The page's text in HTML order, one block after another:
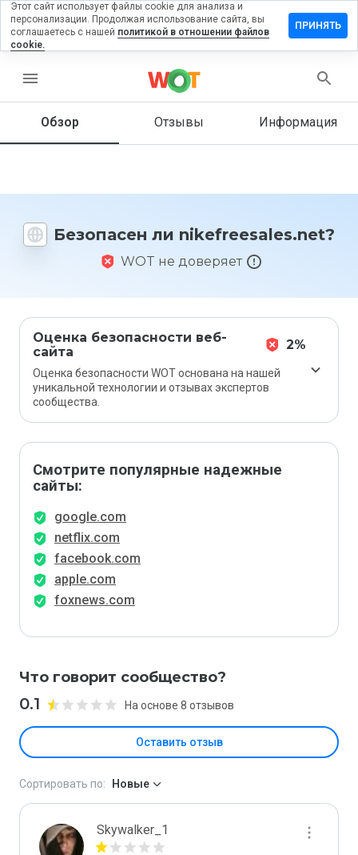
menu
Обзор Отзывы Информация
Безопасен ли nikefreesales.net?
WOT не доверяет
Оценка безопасности веб-
сайта
2%
Оценка безопасности WOT основана на нашей
уникальной технологии и отзывах экспертов
сообщества.
Смотрите популярные надежные
сайты:
google.com
netflix.com
facebook.com
apple.com
foxnews.com
Что говорит сообщество?
0.1 На основе 8 отзывов
Оставить отзыв
отзыв
Как бы
этот
1 до 5?
Сортировать по: Новые
Skywalker_1
Этот сайт использует файлы cookie для анализа и
персонализации. Продолжая использование сайта, вы
соглашаетесь с нашей политикой в отношении файлов
cookie.
ПРИНЯТЬ